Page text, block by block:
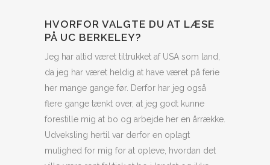
HVORFOR VALGTE DU AT LÆSE
PÅ UC BERKELEY?
Jeg har altid været tiltrukket af USA som land,
da jeg har været heldig at have været på ferie
her mange gange før. Derfor har jeg også
flere gange tænkt over, at jeg godt kunne
forestille mig at bo og arbejde her en årrække.
Udveksling hertil var derfor en oplagt
mulighed for mig for at opleve, hvordan det